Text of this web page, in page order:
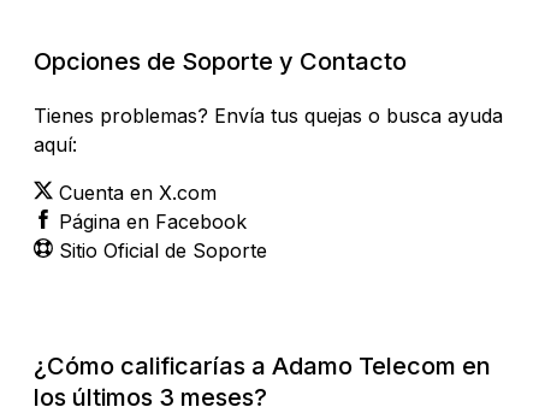
Opciones de Soporte y Contacto
Tienes problemas? Envía tus quejas o busca ayuda
aquí:
Cuenta en X.com
Página en Facebook
Sitio Oficial de Soporte
¿Cómo calificarías a Adamo Telecom en
los últimos 3 meses?